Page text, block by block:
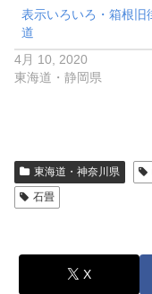
表示いろいろ・箱根旧
道
4月 10, 2020
東海道・静岡県
東海道・神奈川県
石畳
X